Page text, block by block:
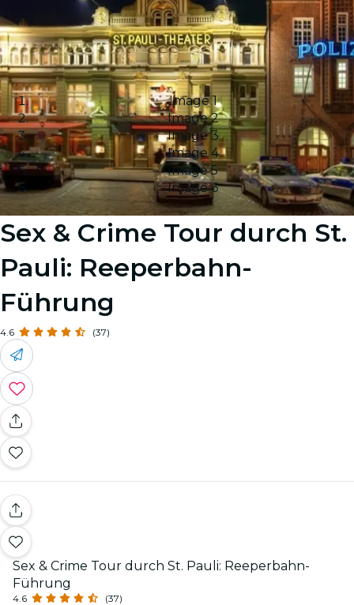
Image 1
Image 2
Image 3
Image 4
Image 5
Image 6
Sex & Crime Tour durch St.
Pauli: Reeperbahn-
Führung
4.6 (37)
Sex & Crime Tour durch St. Pauli: Reeperbahn-
Führung
4.6 (37)